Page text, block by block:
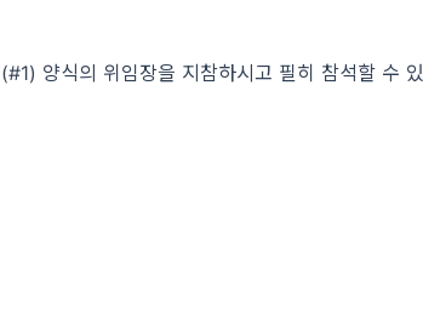
양식의 위임장을 지참하시고 필히 참석할 수